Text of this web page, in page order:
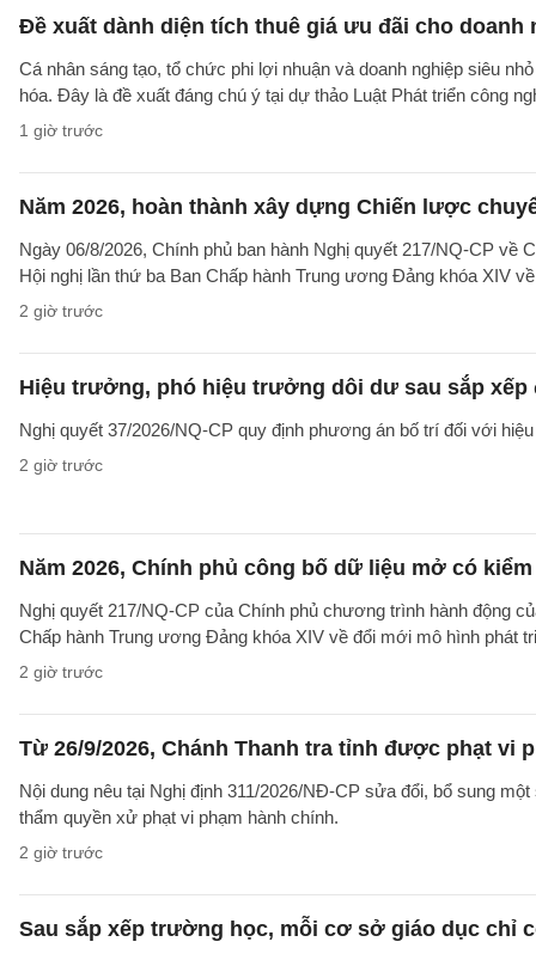
Đề xuất dành diện tích thuê giá ưu đãi cho doanh
Cá nhân sáng tạo, tổ chức phi lợi nhuận và doanh nghiệp siêu
hóa. Đây là đề xuất đáng chú ý tại dự thảo Luật Phát triển công
1 giờ trước
Năm 2026, hoàn thành xây dựng Chiến lược
Ngày 06/8/2026, Chính phủ ban hành Nghị quyết 217/NQ-CP
Hội nghị lần thứ ba Ban Chấp hành Trung ương Đảng khóa XIV
2 giờ trước
Hiệu trưởng, phó hiệu trưởng dôi dư sau sắp
Nghị quyết 37/2026/NQ-CP quy định phương án bố trí đối với
2 giờ trước
Năm 2026, Chính phủ công bố dữ liệu mở có
Nghị quyết 217/NQ-CP của Chính phủ chương trình hành động
Chấp hành Trung ương Đảng khóa XIV về đổi mới mô hình phát
2 giờ trước
Từ 26/9/2026, Chánh Thanh tra tỉnh được phạt vi
Nội dung nêu tại Nghị định 311/2026/NĐ-CP sửa đổi, bổ sung
thẩm quyền xử phạt vi phạm hành chính.
2 giờ trước
Sau sắp xếp trường học, mỗi cơ sở giáo dục chỉ